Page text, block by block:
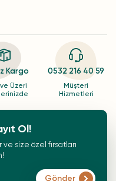
Kargo
Üzeri
0532 216 40 59
Müşteri
Hizmetleri
Ol!
size özel fırsatları
Gönder